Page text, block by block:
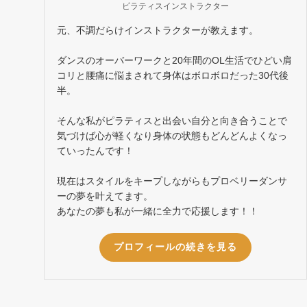
ピラティスインストラクター
元、不調だらけインストラクターが教えます。
ダンスのオーバーワークと20年間のOL生活でひどい肩
コリと腰痛に悩まされて身体はボロボロだった30代後
半。
そんな私がピラティスと出会い自分と向き合うことで
気づけば心が軽くなり身体の状態もどんどんよくなっ
ていったんです！
現在はスタイルをキープしながらもプロベリーダンサ
ーの夢を叶えてます。
あなたの夢も私が一緒に全力で応援します！！
プロフィールの続きを見る